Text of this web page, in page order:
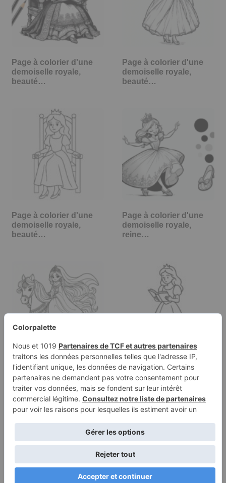
Page à colorier d'une
demoiselle royale,
beauté…
Page à colorier d'une
demoiselle royale,
beauté…
Page à colorier d'une
demoiselle royale,
beauté…
Page à colorier d'une
demoiselle royale,
reine…
Page à colorier d'une
princesse, beauté
royale…
Page à colorier d'une
demoiselle royale,
héroïne…